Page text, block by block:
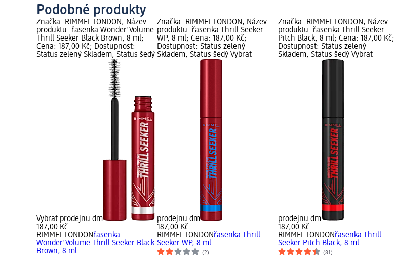
Podobné produkty
Značka: RIMMEL LONDON; Název
produktu: řasenka Wonder'Volume
Thrill Seeker Black Brown, 8 ml;
Cena: 187,00 Kč; Dostupnost:
Status zelený Skladem, Status šedý
Vybrat prodejnu dm
187,00 Kč
RIMMEL LONDONřasenka
Wonder'Volume Thrill Seeker Black
Brown, 8 ml
Značka: RIMMEL LONDON; Název
produktu: řasenka Thrill Seeker
WP, 8 ml; Cena: 187,00 Kč;
Dostupnost: Status zelený
Skladem, Status šedý Vybrat
prodejnu dm
187,00 Kč
RIMMEL LONDONřasenka Thrill
Seeker WP, 8 ml
(2)
Značka: RIMMEL LONDON; Název
produktu: řasenka Thrill Seeker
Pitch Black, 8 ml; Cena: 187,00 Kč;
Dostupnost: Status zelený
Skladem, Status šedý Vybrat
prodejnu dm
187,00 Kč
RIMMEL LONDONřasenka Thrill
Seeker Pitch Black, 8 ml
(81)